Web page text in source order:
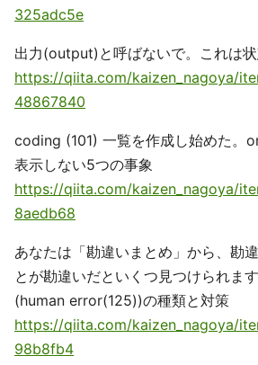
325adc5e
出力(output)と呼ばないで。これは状
https://qiita.com/kaizen_nagoya/
48867840
coding (101) 一覧を作成し始めた。
表示しない5つの事象
https://qiita.com/kaizen_nagoya/
8aedb68
あなたは「勘違いまとめ」から、勘
とが勘違いだといくつ見つけられま
(human error(125))の種類と対策
https://qiita.com/kaizen_nagoya/
98b8fb4